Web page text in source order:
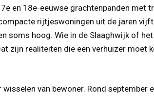
en 18e-eeuwse grachtenpanden met
rijtjeswoningen uit de jaren
soms hoog. Wie in de Slaaghwijk of het
zijn realiteiten die een verhuizer moet
van bewoner. Rond september